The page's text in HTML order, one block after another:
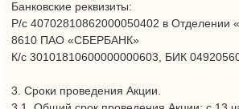
Набережные Челны, пр. Мира, д. 3.
- в период с 16 августа 2025 года по 17 августа 2025
(включительно) в с 13 часов 00 минут до 19 часов 00 минут в
ТРЦ «Сити Молл», по адресу: Республика Татарстан, г.
Набережные Челны,
ТРЦ «Торговый квартал», по адресу: Республика Татарстан, г.
Набережные Челны, пр. Мира, д. 3